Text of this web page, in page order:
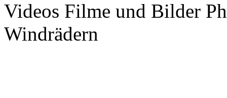
Videos Filme und Bilder
Windrädern